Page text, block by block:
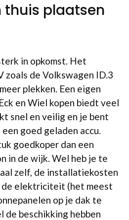
thuis plaatsen
in opkomst. Het
zoals de Volkswagen ID.3
plekken. Een eigen
en Wiel kopen biedt veel
snel en veilig en je bent
goed geladen accu.
goedkoper dan een
in de wijk. Wel heb je te
zelf, de installatiekosten
de elektriciteit (het meest
op je dak te
de beschikking hebben